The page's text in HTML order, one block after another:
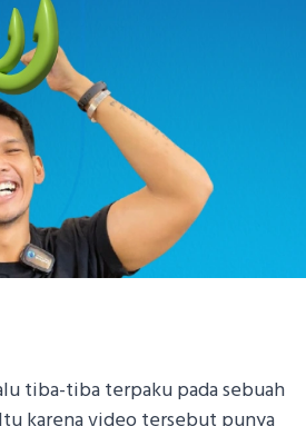
tiba-tiba terpaku pada sebuah